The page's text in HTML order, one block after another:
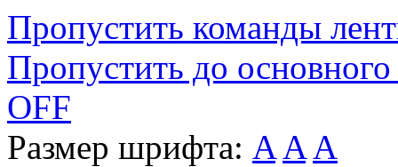
Пропустить команды
Пропустить до основного
OFF
Размер шрифта: A A A